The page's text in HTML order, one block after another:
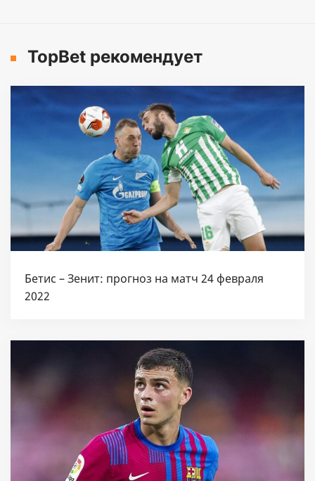
TopBet рекомендует
Бетис – Зенит: прогноз на матч 24 февраля
2022